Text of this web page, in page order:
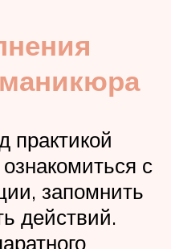
с
запомнить
действий.